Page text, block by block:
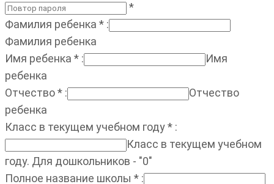
*
Фамилия ребенка * :
Фамилия ребенка
Имя ребенка * :
Имя
ребенка
Отчество* :
Отчество
ребенка
Класс в текущем учебном году* :
Класс в текущем учебном
году. Для дошкольников - "0"
Полное название школы * :